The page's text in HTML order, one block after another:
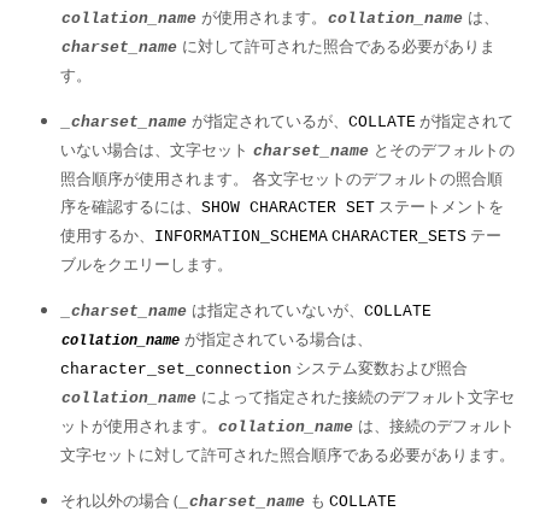
collation_name が使用されます。 collation_name は、
charset_name に対して許可された照合である必要がありま
す。
_charset_name が指定されているが、 COLLATE が指定されて
いない場合は、文字セット charset_name とそのデフォルトの
照合順序が使用されます。 各文字セットのデフォルトの照合順
序を確認するには、 SHOW CHARACTER SET ステートメントを
使用するか、
INFORMATION_SCHEMA CHARACTER_SETS テー
ブルをクエリーします。
_charset_name は指定されていないが、 COLLATE
collation_name が指定されている場合は、
character_set_connection システム変数および照合
collation_name によって指定された接続のデフォルト文字セ
ットが使用されます。
collation_name は、接続のデフォルト
文字セットに対して許可された照合順序である必要があります。
それ以外の場合 ( _charset_name も COLLATE